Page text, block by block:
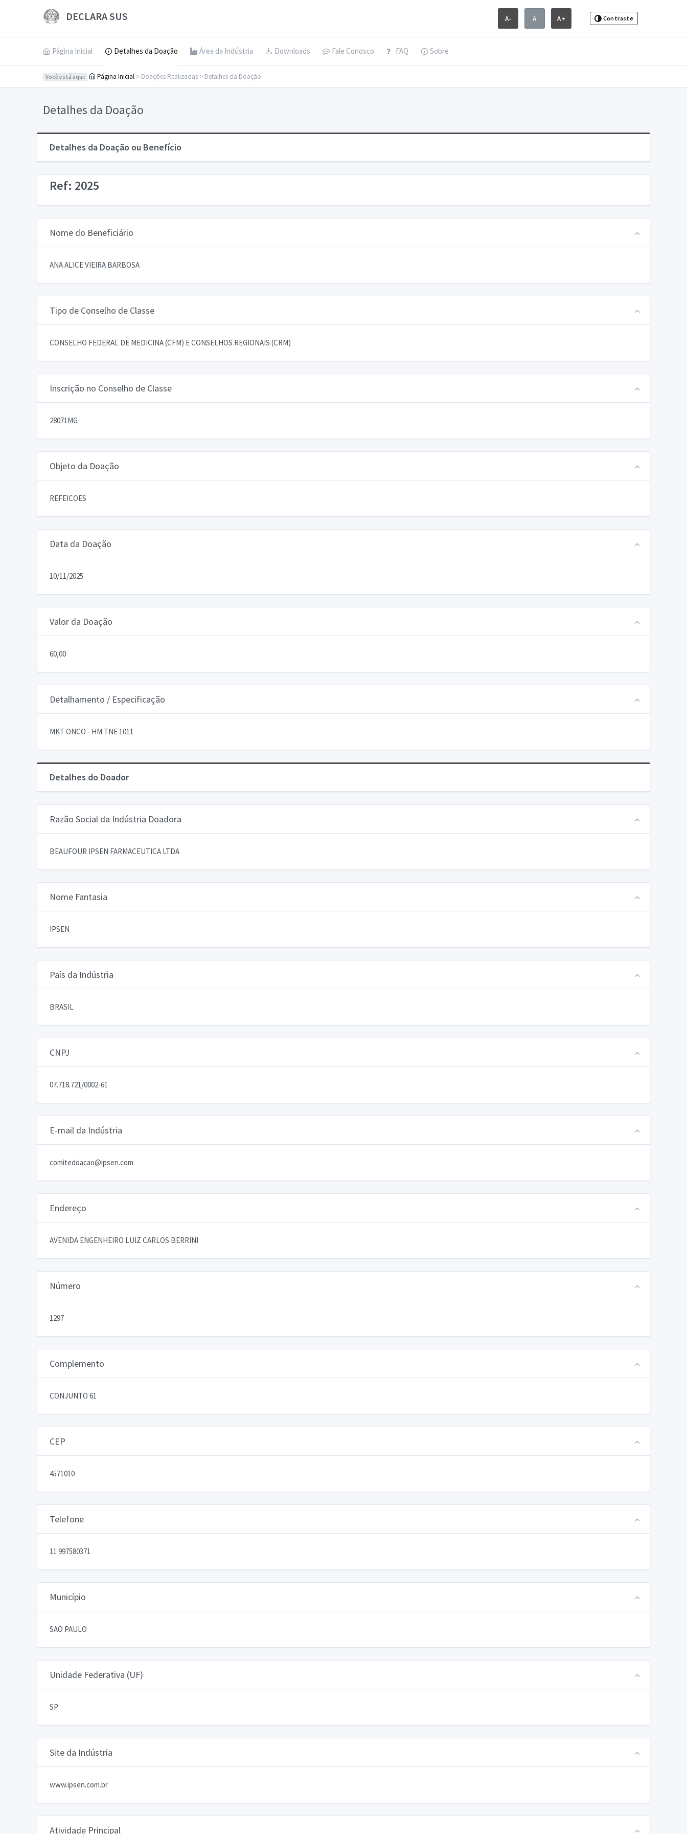
DECLARA SUS A- A A+ Contraste
Página Inicial Detalhes da Doação Área da Indústria Downloads Fale Conosco FAQ Sobre
Você está aqui: Página Inicial > Doações Realizadas > Detalhes da Doação
Detalhes da Doação
Detalhes da Doação ou Benefício
Ref: 2025
Nome do Beneficiário
ANA ALICE VIEIRA BARBOSA
Tipo de Conselho de Classe
CONSELHO FEDERAL DE MEDICINA (CFM) E CONSELHOS REGIONAIS (CRM)
Inscrição no Conselho de Classe
28071MG
Objeto da Doação
REFEICOES
Data da Doação
10/11/2025
Valor da Doação
60,00
Detalhamento / Especificação
MKT ONCO - HM TNE 1011
Detalhes do Doador
Razão Social da Indústria Doadora
BEAUFOUR IPSEN FARMACEUTICA LTDA
Nome Fantasia
IPSEN
País da Indústria
BRASIL
CNPJ
07.718.721/0002-61
E-mail da Indústria
comitedoacao@ipsen.com
Endereço
AVENIDA ENGENHEIRO LUIZ CARLOS BERRINI
Número
1297
Complemento
CONJUNTO 61
CEP
4571010
Telefone
11 997580371
Município
SAO PAULO
Unidade Federativa (UF)
SP
Site da Indústria
www.ipsen.com.br
Atividade Principal